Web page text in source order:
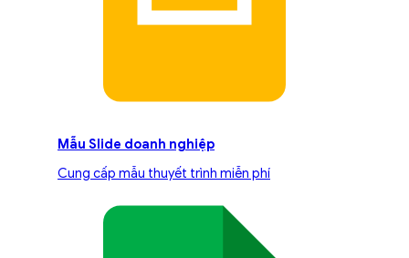
Mẫu Slide doanh nghiệp
Cung cấp mẫu thuyết trình miễn phí